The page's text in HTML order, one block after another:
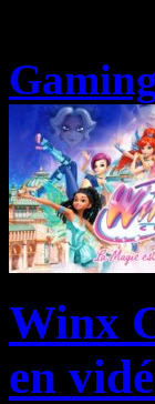
Winx
en